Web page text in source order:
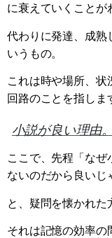
に衰えていくことが
代わりに発達、成熟
いうもの。
これは時や場所、状
回路のことを指しま
小説が良い理由。
ここで、先程「なぜ
ないのだから良いじ
と、疑問を懐かれた
それは記憶の効率の